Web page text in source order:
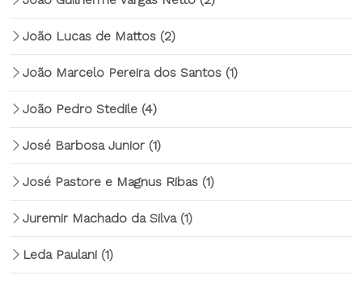
João Lucas de Mattos (2)
João Marcelo Pereira dos Santos (1)
João Pedro Stedile (4)
José Barbosa Junior (1)
José Pastore e Magnus Ribas (1)
Juremir Machado da Silva (1)
Leda Paulani (1)